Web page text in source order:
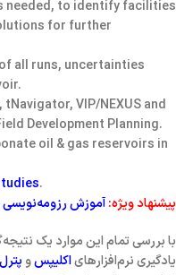
needed, to identifyfacilities
for further
all runs, uncertainties
, tNavigator,VIP/NEXUSand
Development Planning.
oil & gas reservoirs in
.
پیشنهاد ویژه:آموزش
با بررسی تمام این موارد یک
یادگیری نرم‌افزارهایاکلیپسو پترل